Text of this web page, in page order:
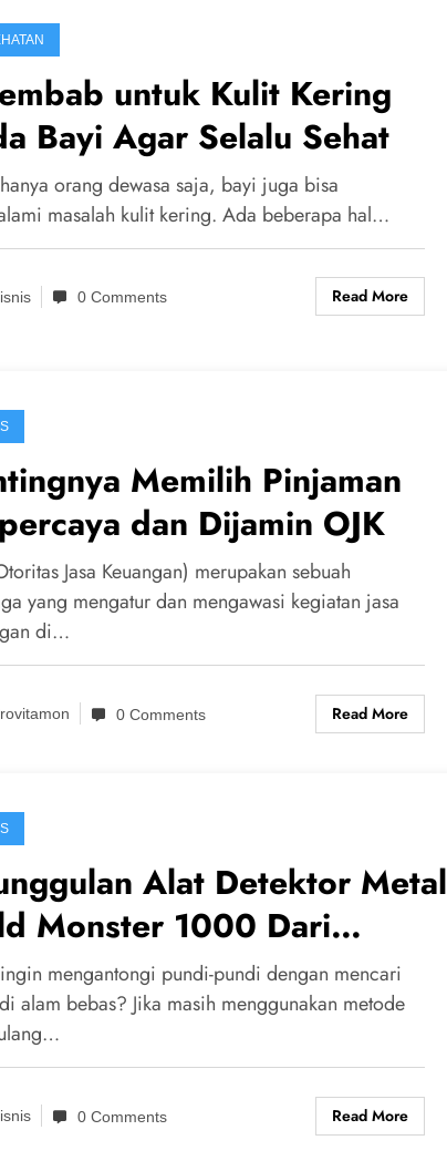
untuk Kulit Kering
Bayi Agar Selalu Sehat
orang dewasa saja, bayi juga bisa
masalah kulit kering. Ada beberapa hal…
0 Comments Read More
Memilih Pinjaman
dan Dijamin OJK
Jasa Keuangan) merupakan sebuah
yang mengatur dan mengawasi kegiatan jasa
di…
0 Comments Read More
Alat Detektor Metal
Monster 1000 Dari
mengantongi pundi-pundi dengan mencari
alam bebas? Jika masih menggunakan metode
0 Comments Read More